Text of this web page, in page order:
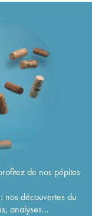
de nos pépites
nos découvertes du
analyses...